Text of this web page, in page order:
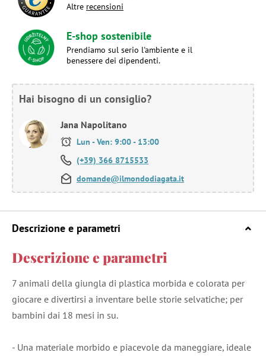
Altre recensioni
E-shop sostenibile
Prendiamo sul serio l'ambiente e il
benessere dei dipendenti.
Hai bisogno di un consiglio?
Jana Napolitano
Lun - Ven: 9:00 - 13:00
(+39) 366 8715533
domande@ilmondodiagata.it
Descrizione e parametri
Descrizione e parametri
7 animali della giungla di plastica morbida e colorata per
giocare e divertirsi a inventare belle storie selvatiche; per
bambini dai 18 mesi in su.
- Una materiale morbido e piacevole da maneggiare, ideale